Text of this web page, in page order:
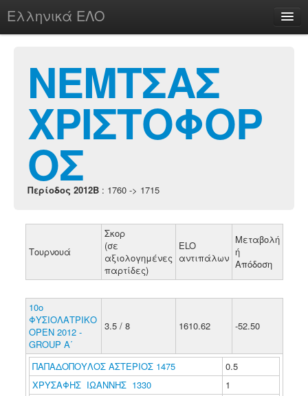
Ελληνικά ΕΛΟ
chesstu.be @ discord
Login
ΝΕΜΤΣΑΣ
ΧΡΙΣΤΟΦΟΡ
ΟΣ
Περίοδος 2012B : 1760 -> 1715
Τουρνουά
Σκορ
(σε
αξιολογημένες
παρτίδες)
ELO
αντιπάλων
Μεταβολή
ή
Απόδοση
10ο
ΦΥΣΙΟΛΑΤΡΙΚΟ
ΟΡΕΝ 2012 -
GROUP Α΄
3.5 / 8 1610.62 -52.50
ΠΑΠΑΔΟΠΟΥΛΟΣ ΑΣΤΕΡΙΟΣ 1475
0.5
ΧΡΥΣΑΦΗΣ ΙΩΑΝΝΗΣ 1330
1